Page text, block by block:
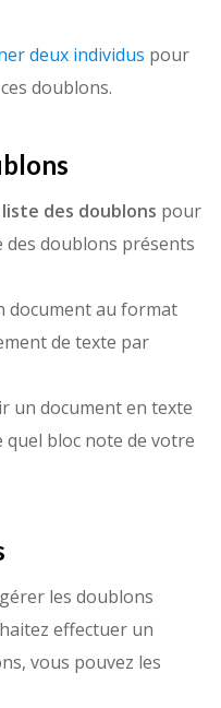
deux individus pour
doublons.
des doublons pour
doublons présents
document au format
de texte par
un document en texte
quel bloc note de votre
les doublons
effectuer un
vous pouvez les